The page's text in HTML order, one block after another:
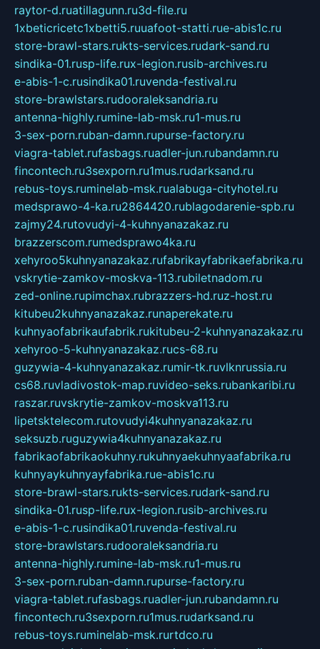
raytor-d.ruatillagunn.ru3d-file.ru
1xbeticricetc1xbetti5.ruuafoot-statti.rue-abis1c.ru
store-brawl-stars.rukts-services.rudark-sand.ru
sindika-01.rusp-life.rux-legion.rusib-archives.ru
e-abis-1-c.rusindika01.ruvenda-festival.ru
store-brawlstars.rudooraleksandria.ru
antenna-highly.rumine-lab-msk.ru1-mus.ru
3-sex-porn.ruban-damn.rupurse-factory.ru
viagra-tablet.rufasbags.ruadler-jun.rubandamn.ru
fincontech.ru3sexporn.ru1mus.rudarksand.ru
rebus-toys.ruminelab-msk.rualabuga-cityhotel.ru
medsprawo-4-ka.ru2864420.rublagodarenie-spb.ru
zajmy24.rutovudyi-4-kuhnyanazakaz.ru
brazzerscom.rumedsprawo4ka.ru
xehyroo5kuhnyanazakaz.rufabrikayfabrikaefabrika.ru
vskrytie-zamkov-moskva-113.rubiletnadom.ru
zed-online.rupimchax.rubrazzers-hd.ruz-host.ru
kitubeu2kuhnyanazakaz.runaperekate.ru
kuhnyaofabrikaufabrik.rukitubeu-2-kuhnyanazakaz.ru
xehyroo-5-kuhnyanazakaz.rucs-68.ru
guzywia-4-kuhnyanazakaz.rumir-tk.ruvlknrussia.ru
cs68.ruvladivostok-map.ruvideo-seks.rubankaribi.ru
raszar.ruvskrytie-zamkov-moskva113.ru
lipetsktelecom.rutovudyi4kuhnyanazakaz.ru
seksuzb.ruguzywia4kuhnyanazakaz.ru
fabrikaofabrikaokuhny.rukuhnyaekuhnyaafabrika.ru
kuhnyaykuhnyayfabrika.rue-abis1c.ru
store-brawl-stars.rukts-services.rudark-sand.ru
sindika-01.rusp-life.rux-legion.rusib-archives.ru
e-abis-1-c.rusindika01.ruvenda-festival.ru
store-brawlstars.rudooraleksandria.ru
antenna-highly.rumine-lab-msk.ru1-mus.ru
3-sex-porn.ruban-damn.rupurse-factory.ru
viagra-tablet.rufasbags.ruadler-jun.rubandamn.ru
fincontech.ru3sexporn.ru1mus.rudarksand.ru
rebus-toys.ruminelab-msk.rurtdco.ru